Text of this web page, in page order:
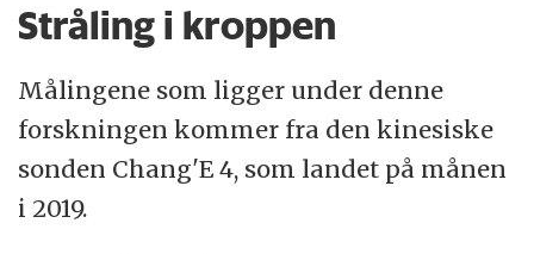
Stråling i kroppen
Målingene som ligger under denne
forskningen kommer fra den kinesiske
sonden Chang'E 4, som landet på månen
i 2019.